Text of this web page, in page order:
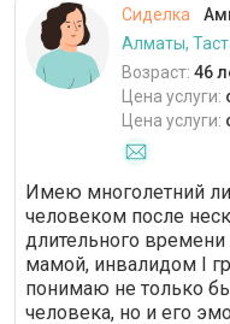
Сиделка
Алматы,
Возраст: 46
Цена услуги:
Цена услуги:
Имею многолетний
человеком после
длительного времени
мамой, инвалидом I
понимаю не только
человека, но и его